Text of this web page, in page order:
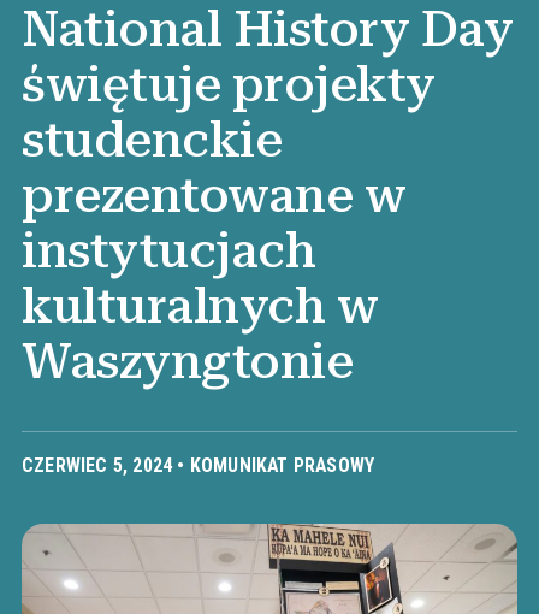
Wiadomości i wydarzenia
O NHD ®
National History Day
świętuje projekty
studenckie
prezentowane w
instytucjach
kulturalnych w
Waszyngtonie
CZERWIEC 5, 2024 • KOMUNIKAT PRASOWY